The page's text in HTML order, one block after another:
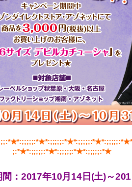
;:*★*:;;;;;:*★*:;;;;;:*★*:;;;;;:*★
：2017年10月14日(土)～